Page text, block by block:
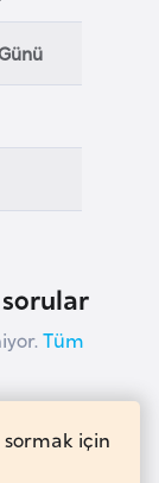
Tüm
sormak için